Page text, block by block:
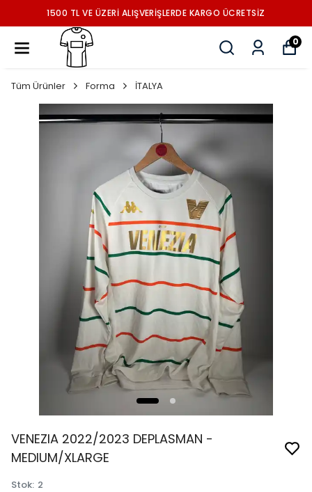
1500 TL VE ÜZERİ ALIŞVERİŞLERDE KARGO ÜCRETSİZ
0
Tüm Ürünler Forma İTALYA
VENEZIA 2022/2023 DEPLASMAN -
MEDIUM/XLARGE
Stok: 2